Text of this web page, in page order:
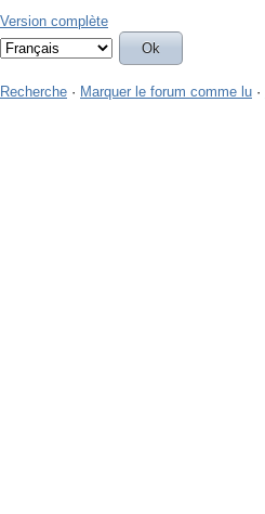
Version complète
Recherche · Marquer le forum comme lu ·